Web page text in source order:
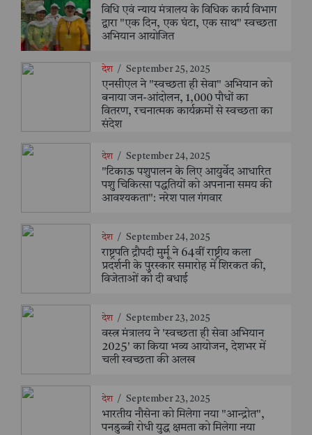
विधि एवं न्याय मंत्रालय के विधिक कार्य विभाग
द्वारा "एक दिन, एक घंटा, एक साथ" स्वच्छता
अभियान आयोजित
देश / September 25, 2025
एनसीएल ने "स्वच्छता ही सेवा" अभियान को
बनाया जन-आंदोलन, 1,000 पौधों का
वितरण, रचनात्मक कार्यक्रमों से स्वच्छता का
संदेश
देश / September 24, 2025
"टिकाऊ पशुपालन के लिए आयुर्वेद आधारित
पशु चिकित्सा पद्धतियों को अपनाना समय की
आवश्यकता": नरेश पाल गंगवार
देश / September 24, 2025
राष्ट्रपति द्रौपदी मुर्मू ने 64वीं राष्ट्रीय कला
प्रदर्शनी के पुरस्कार समारोह में शिरकत की,
विजेताओं को दी बधाई
देश / September 23, 2025
वस्त्र मंत्रालय ने 'स्वच्छता ही सेवा अभियान
2025' का किया भव्य आयोजन, देशभर में
चली स्वच्छता की अलख
देश / September 23, 2025
भारतीय नौसेना को मिलेगा नया "आन्द्रोत",
पनडुब्बी रोधी युद्ध क्षमता को मिलेगा नया